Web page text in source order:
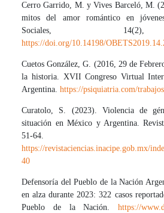
Cerro Garrido, M. y Vives Barceló, M.
mitos del amor romántico en
Sociales,
https://doi.org/10.14198/
Cuetos González, G. (2016, 29 de
la historia. XVII Congreso Virtual
Argentina.https://psiquiatria.com/
Curatolo, S. (2023). Violencia de
situación en México y Argentina.
51-64.
https://revistaciencias.inacipe.gob.mx/
40
Defensoría del Pueblo de la Nación
en alza durante 2023: 322 casos
Pueblo de la Nación. https://